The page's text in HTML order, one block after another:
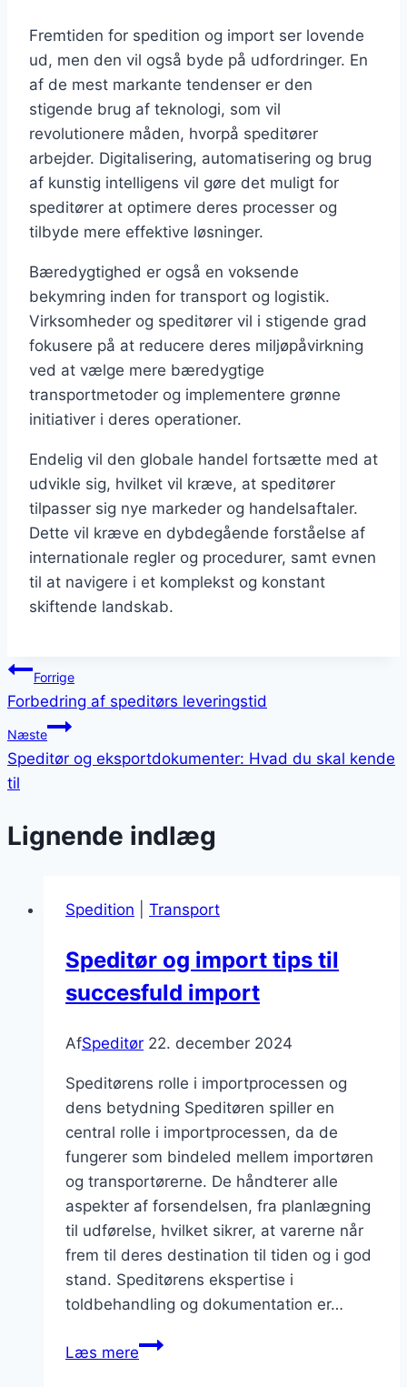
Fremtiden for spedition og import ser lovende
ud, men den vil også byde på udfordringer. En
af de mest markante tendenser er den
stigende brug af teknologi, som vil
revolutionere måden, hvorpå speditører
arbejder. Digitalisering, automatisering og brug
af kunstig intelligens vil gøre det muligt for
speditører at optimere deres processer og
tilbyde mere effektive løsninger.
Bæredygtighed er også en voksende
bekymring inden for transport og logistik.
Virksomheder og speditører vil i stigende grad
fokusere på at reducere deres miljøpåvirkning
ved at vælge mere bæredygtige
transportmetoder og implementere grønne
initiativer i deres operationer.
Endelig vil den globale handel fortsætte med at
udvikle sig, hvilket vil kræve, at speditører
tilpasser sig nye markeder og handelsaftaler.
Dette vil kræve en dybdegående forståelse af
internationale regler og procedurer, samt evnen
til at navigere i et komplekst og konstant
skiftende landskab.
Indlægsnavigation
Forrige
Forbedring af speditørs leveringstid
Næste
Speditør og eksportdokumenter: Hvad du skal kende
til
Lignende indlæg
Spedition Transport
Speditør og import tips til
succesfuld import
AfSpeditør 22. december 2024
Speditørens rolle i importprocessen og
dens betydning Speditøren spiller en
central rolle i importprocessen, da de
fungerer som bindeled mellem importøren
og transportørerne. De håndterer alle
aspekter af forsendelsen, fra planlægning
til udførelse, hvilket sikrer, at varerne når
frem til deres destination til tiden og i god
stand. Speditørens ekspertise i
toldbehandling og dokumentation er…
Læs mereSpeditør